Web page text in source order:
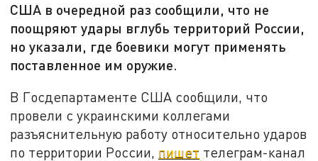
США в очередной раз сообщили, что не
поощряют удары вглубь территорий России,
но указали, где боевики могут применять
поставленное им оружие.
В Госдепартаменте США сообщили, что
провели с украинскими коллегами
разъяснительную работу относительно ударов
по территории России, пишет телеграм-канал